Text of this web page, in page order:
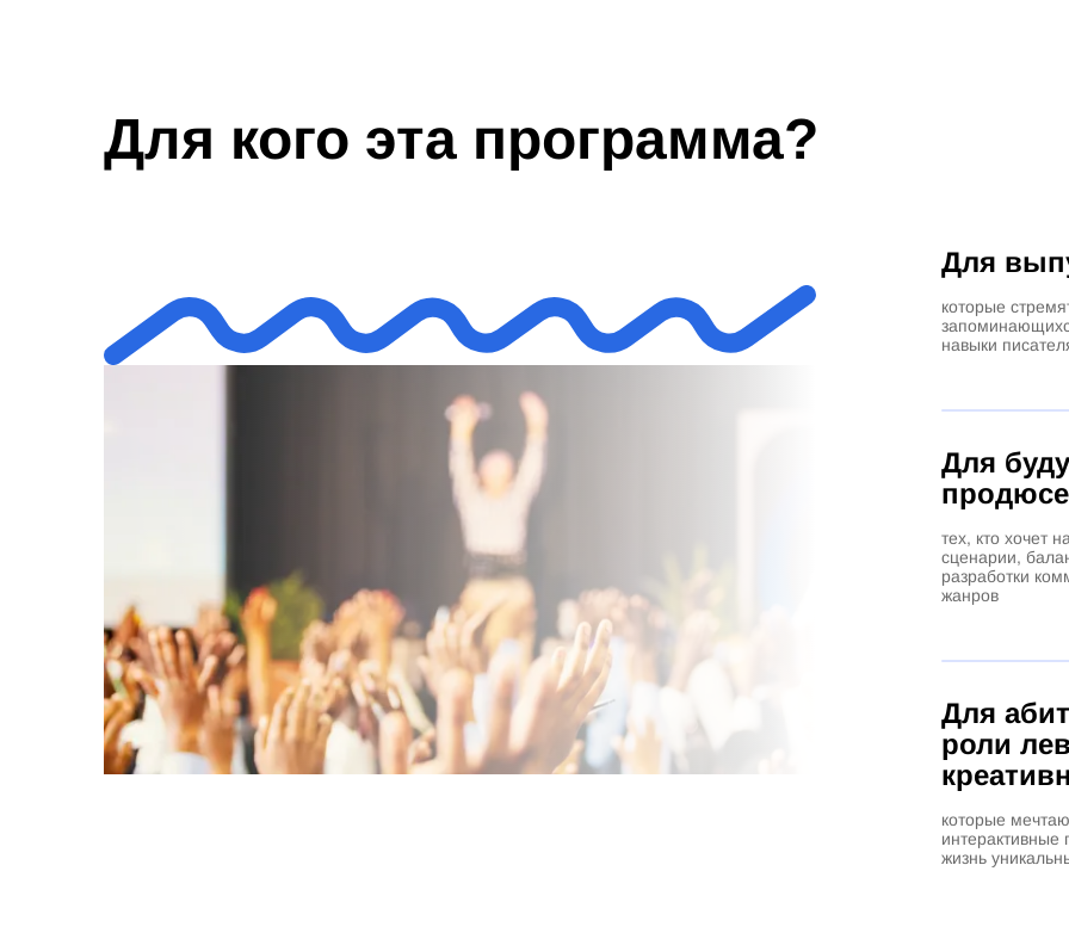
Для кого эта программа?
Для
которые
навыки
Для
тех, кто хочет
сценарии,
разработки
жанров
Для
роли
которые
интерактивные
жизнь